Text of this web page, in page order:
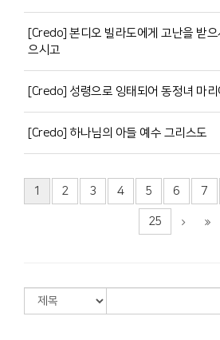
[Credo] 본디오 빌라도에게 고난을 받
으시고
[Credo] 성령으로 잉태되어 동정녀 마
[Credo] 하나님의 아들 예수 그리스도
1 2 3 4 5 6 7
25